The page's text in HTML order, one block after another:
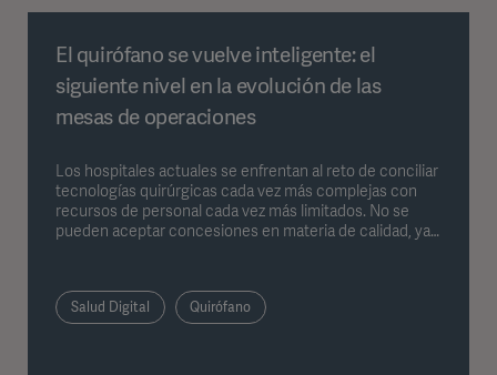
El quirófano se vuelve inteligente: el
siguiente nivel en la evolución de las
mesas de operaciones
Los hospitales actuales se enfrentan al reto de conciliar
tecnologías quirúrgicas cada vez más complejas con
recursos de personal cada vez más limitados. No se
pueden aceptar concesiones en materia de calidad, ya
determinadas tareas en tecnologías fiables e
inteligentes que puedan ayudar a aliviar la carga del
personal clínico.
Salud Digital Quirófano